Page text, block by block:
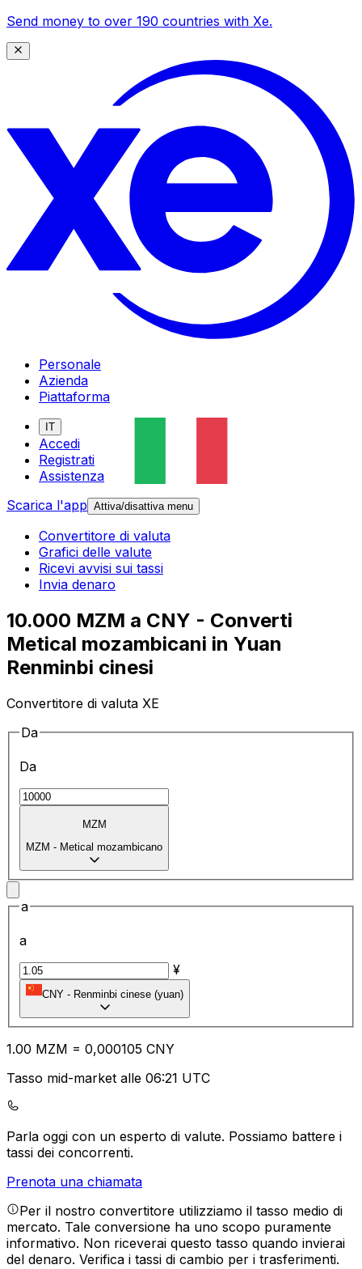
Send money to over 190 countries with Xe.
Personale
Azienda
Piattaforma
IT
Accedi
Registrati
Assistenza
Scarica l'app Attiva/disattiva menu
Convertitore di valuta
Grafici delle valute
Ricevi avvisi sui tassi
Invia denaro
10.000 MZM a CNY - Converti
Metical mozambicani in Yuan
Renminbi cinesi
Convertitore di valuta XE
Da
Da
MZM
MZM - Metical mozambicano
a
a
¥
CNY - Renminbi cinese (yuan)
1.00 MZM = 0,000105 CNY
Tasso mid-market alle 06:21 UTC
Parla oggi con un esperto di valute. Possiamo battere i
tassi dei concorrenti.
Prenota una chiamata
Per il nostro convertitore utilizziamo il tasso medio di
mercato. Tale conversione ha uno scopo puramente
informativo. Non riceverai questo tasso quando invierai
del denaro. Verifica i tassi di cambio per i trasferimenti.